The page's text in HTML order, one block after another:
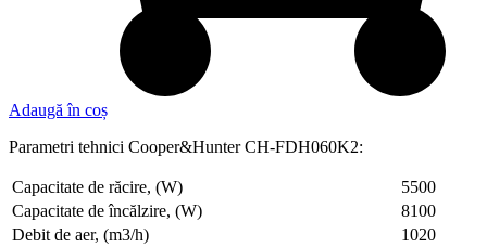
Adaugă în coș
Parametri tehnici Cooper&Hunter CH-FDH060K2:
Capacitate de răcire, (W)
5500
Capacitate de încălzire, (W)
8100
Debit de aer, (m3/h)
1020